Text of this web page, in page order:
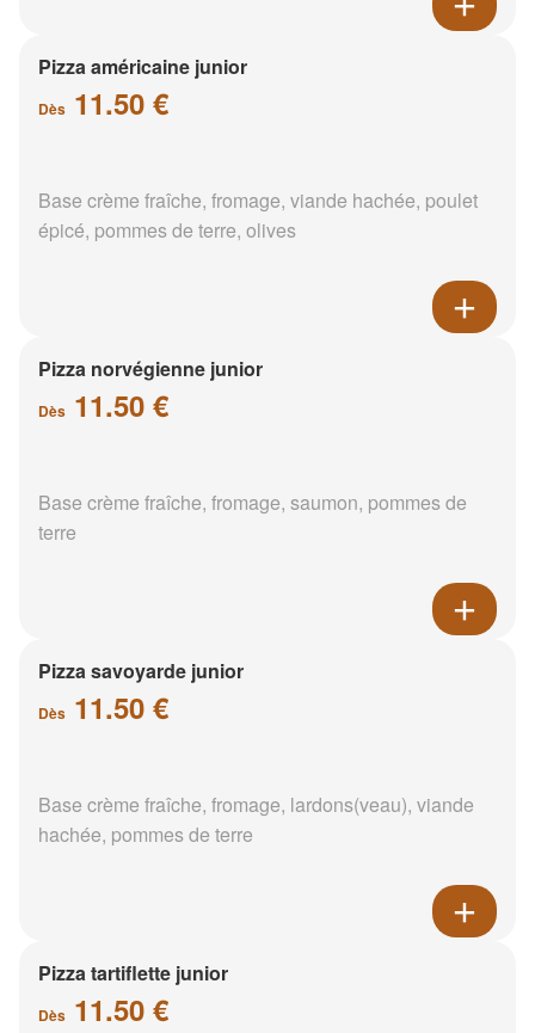
Pizza américaine junior
Dès 11.50 €
Base crème fraîche, fromage, viande hachée, poulet
épicé, pommes de terre, olives
Pizza norvégienne junior
Dès 11.50 €
Base crème fraîche, fromage, saumon, pommes de
terre
Pizza savoyarde junior
Dès 11.50 €
Base crème fraîche, fromage, lardons(veau), viande
hachée, pommes de terre
Pizza tartiflette junior
Dès 11.50 €